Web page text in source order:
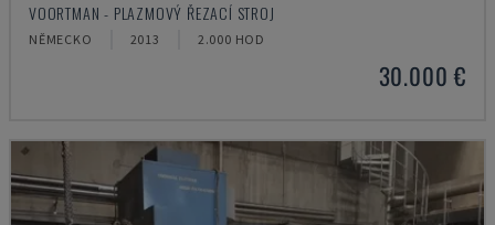
VOORTMAN - PLAZMOVÝ ŘEZACÍ STROJ
NĚMECKO 2013 2.000 HOD
30.000 €